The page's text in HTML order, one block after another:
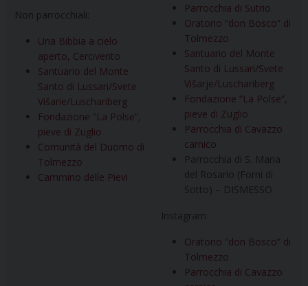
Non parrocchiali:
Una Bibbia a cielo
aperto, Cercivento
Santuario del Monte
Santo di Lussari/Svete
Višarie/Luschariberg
Fondazione “La Polse”,
pieve di Zuglio
Comunità del Duomo di
Tolmezzo
Cammino delle Pievi
Parrocchia di Sutrio
Oratorio “don Bosco” di
Tolmezzo
Santuario del Monte
Santo di Lussari/Svete
Višarje/Luschariberg
Fondazione “La Polse”,
pieve di Zuglio
Parrocchia di Cavazzo
carnico
Parrocchia di S. Maria
del Rosario (Forni di
Sotto) – DISMESSO
Instagram
Oratorio “don Bosco” di
Tolmezzo
Parrocchia di Cavazzo